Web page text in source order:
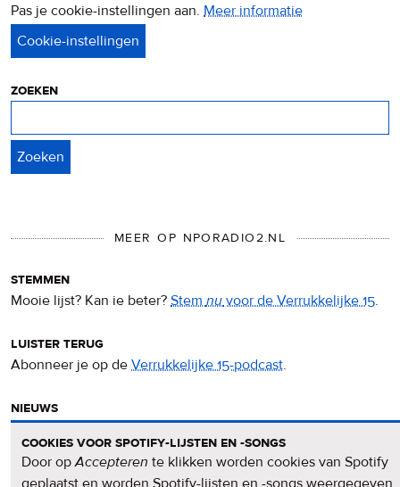
Pas je cookie-instellingen aan. Meer informatie
zoeken
MEER OP NPORADIO2.NL
stemmen
Mooie lijst? Kan ie beter? Stemnuvoor de Verrukkelijke 15.
luister terug
Abonneer je op de Verrukkelijke 15-podcast.
nieuws
nieuwsbrief
cookies voor spotify-lijsten en -songs
Door opAccepteren te klikken worden cookies van Spotify
geplaatst en worden Spotify-lijsten en -songs weergegeven.